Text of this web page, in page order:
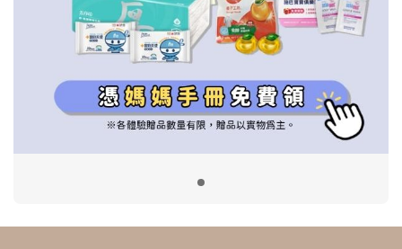
信誼基金會
2022信誼年度報告
2023信誼年度報告
2024信誼年度報告
附設幼兒園
小袋鼠幼師網